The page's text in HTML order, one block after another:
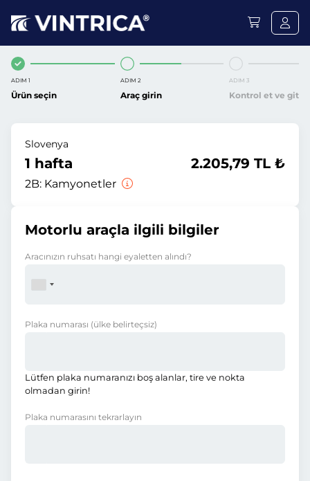
ADIM 1
Ürün seçin
ADIM 2
Araç girin
ADIM 3
Kontrol et ve git
Slovenya
1 hafta
2B: Kamyonetler
2.205,79 TL ₺
Motorlu araçla ilgili bilgiler
Aracınızın ruhsatı hangi eyaletten alındı?
Plaka numarası (ülke belirteçsiz)
Lütfen plaka numaranızı boş alanlar, tire ve nokta
olmadan girin!
Plaka numarasını tekrarlayın